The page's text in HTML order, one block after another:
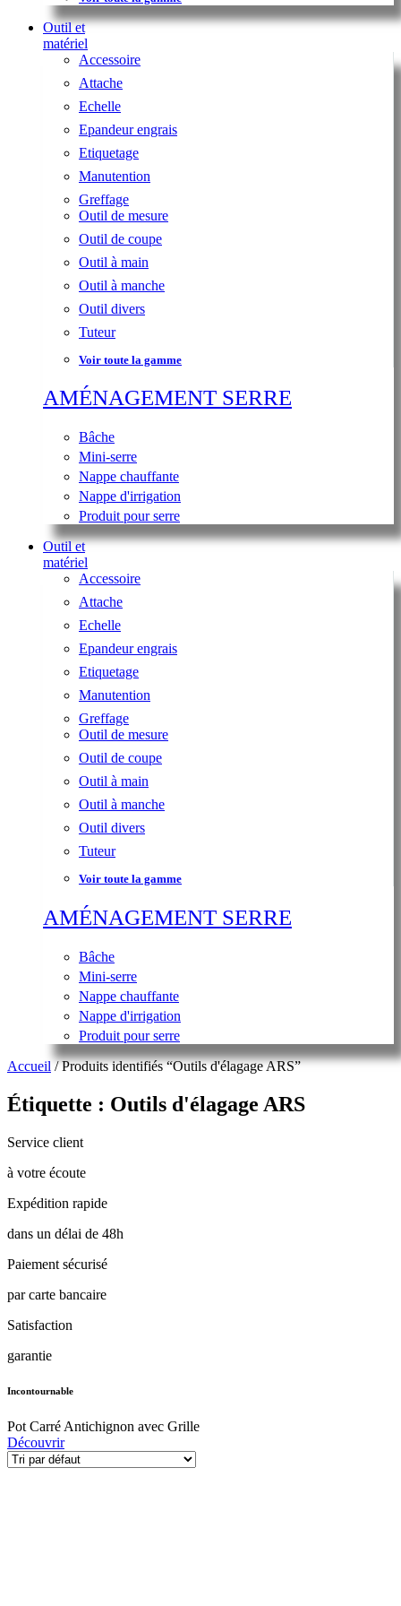
Outil et
matériel
Accessoire
Attache
Echelle
Epandeur engrais
Etiquetage
Manutention
Greffage
Outil de mesure
Outil de coupe
Outil à main
Outil à manche
Outil divers
Tuteur
Voir toute la gamme
AMÉNAGEMENT SERRE
Bâche
Mini-serre
Nappe chauffante
Nappe d'irrigation
Produit pour serre
Outil et
matériel
Accessoire
Attache
Echelle
Epandeur engrais
Etiquetage
Manutention
Greffage
Outil de mesure
Outil de coupe
Outil à main
Outil à manche
Outil divers
Tuteur
Voir toute la gamme
AMÉNAGEMENT SERRE
Bâche
Mini-serre
Nappe chauffante
Nappe d'irrigation
Produit pour serre
Accueil / Produits identifiés “Outils d'élagage ARS”
Étiquette : Outils d'élagage ARS
Service client
à votre écoute
Expédition rapide
dans un délai de 48h
Paiement sécurisé
par carte bancaire
Satisfaction
garantie
Incontournable
Pot Carré Antichignon avec Grille
Découvrir